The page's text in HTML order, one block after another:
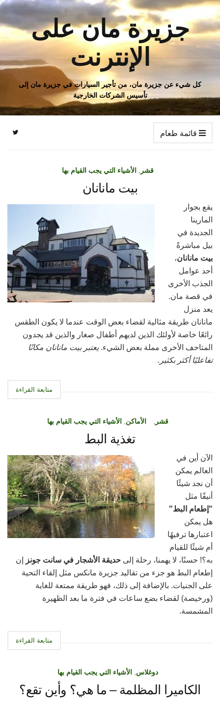
جزيرة مان على
الإنترنت
كل شيء عن جزيرة مان، من تأجير السيارات في جزيرة مان إلى
تأسيس الشركات الخارجية
قائمة طعام
قشر الأشياء التي يجب القيام بها
بيت مانانان
يقع بجوار
المارينا
الجديدة في
بيل مباشرةً
بيت مانانان،
أحد عوامل
الجذب الأخرى
في قصة مان.
يعد منزل
مانانان طريقة مثالية لقضاء بعض الوقت عندما لا يكون الطقس
رائعًا خاصة لأولئك الذين لديهم أطفال صغار والذين قد يجدون
المتاحف الأخرى مملة بعض الشيء. يعتبر بيت مانانان مكانًا
تفاعليًا أكثر بكثير.
متابعة القراءة
قشر الأماكن الأشياء التي يجب القيام بها
تغذية البط
الآن أين في
العالم يمكن
أن نجد شيئًا
أنيقًا مثل
"إطعام البط"
هل يمكن
اعتبارها ترفيهًا
أم شيئًا للقيام
به؟! حسنًا، لا يهمنا، رحلة إلى حديقة الأشجار في سانت جونز
إن
إطعام البط هو جزء من تقاليد جزيرة مانكس مثل إلقاء التحية
على الجنيات. بالإضافة إلى ذلك، فهو طريقة ممتعة للغاية
(ورخيصة) لقضاء بضع ساعات في فترة ما بعد الظهيرة
المشمسة.
متابعة القراءة
دوغلاس الأشياء التي يجب القيام بها
الكاميرا المظلمة – ما هي؟ وأين تقع؟